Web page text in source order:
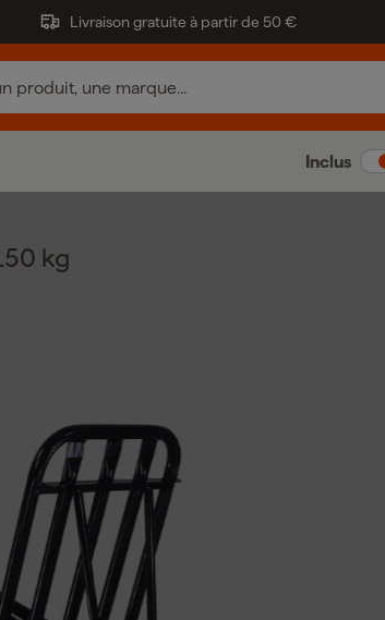
Livraison gratuite à partir de 50 €
Inclus
kg